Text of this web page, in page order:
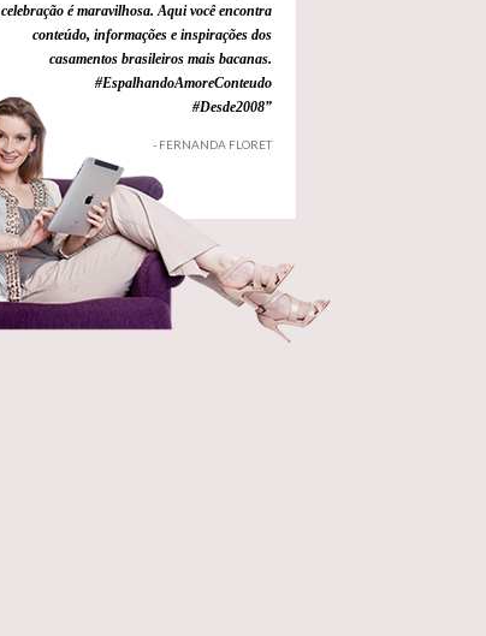
celebração é maravilhosa. Aqui você encontra
conteúdo, informações e inspirações dos
casamentos brasileiros mais bacanas.
#EspalhandoAmoreConteudo
#Desde2008”
- FERNANDA FLORET